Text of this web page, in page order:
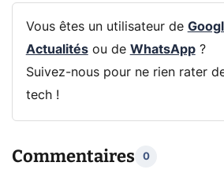
Vous êtes un utilisateur de
Actualitésou de WhatsApp?
Suivez-nous pour ne rien rater
tech !
Commentaires 0